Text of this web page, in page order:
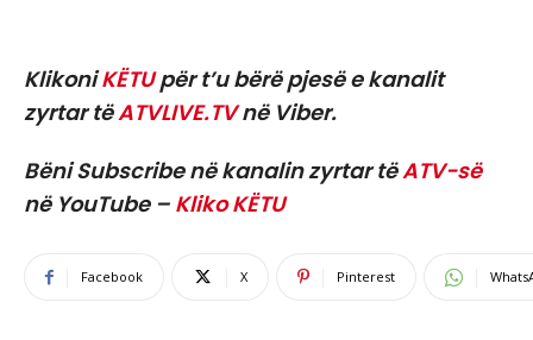
KlikoniKËTUpër t’u bërë pjesë e kanalit
zyrtar tëATVLIVE.TVnë Viber.
Bëni Subscribe në kanalin zyrtar tëATV-së
në YouTube – Kliko KËTU
Facebook X Pinterest